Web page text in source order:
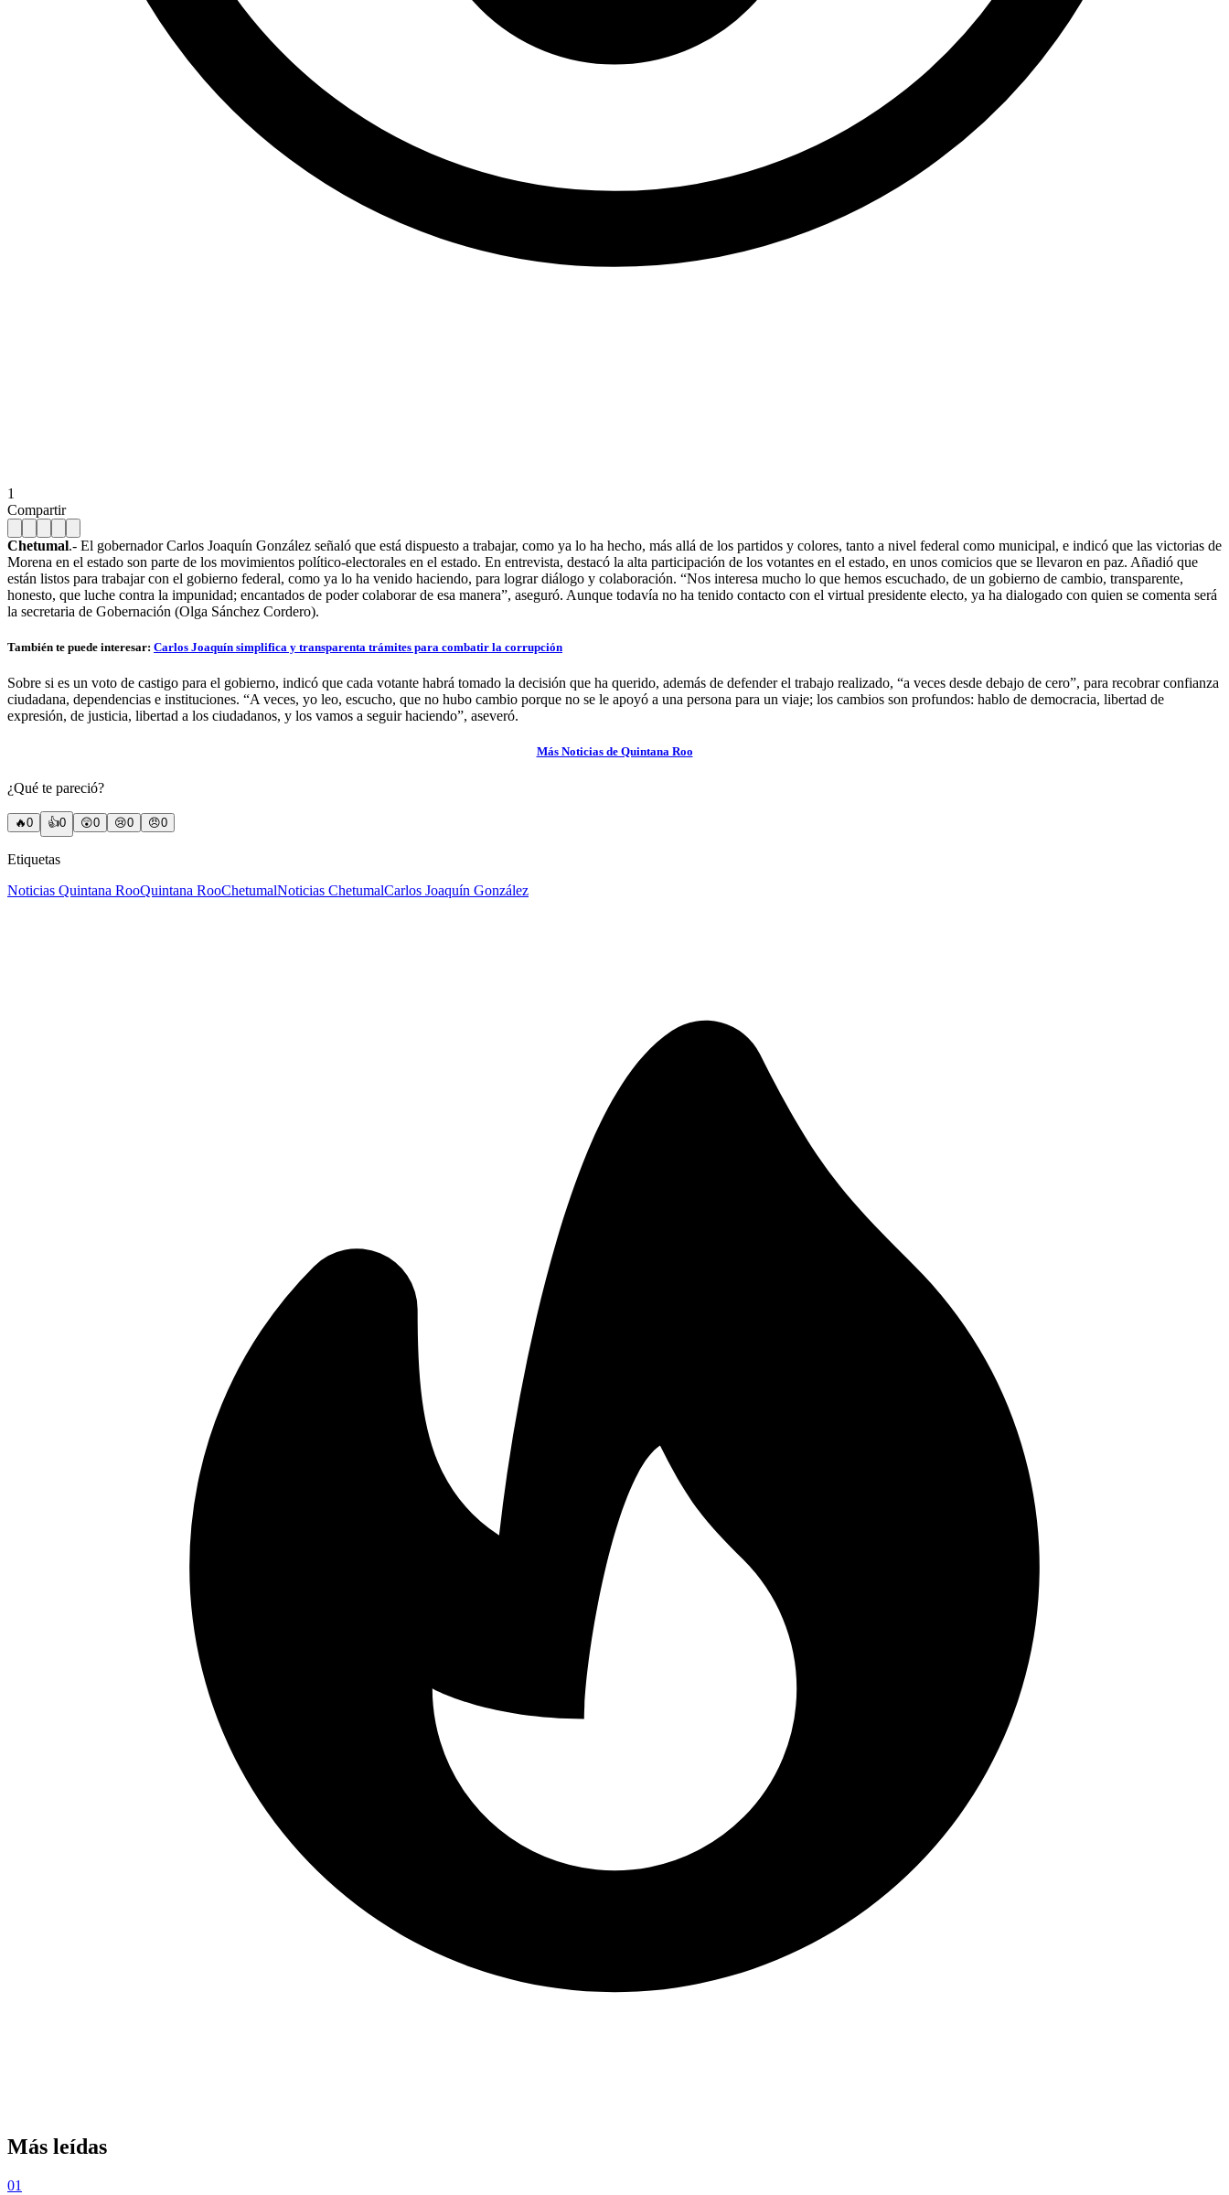
1
Compartir
Chetumal.- El gobernador Carlos Joaquín González señaló que está dispuesto a trabajar, como ya lo ha hecho, más allá de los partidos y colores, tanto a nivel federal como municipal, e indicó que las victorias de
Morena en el estado son parte de los movimientos político-electorales en el estado. En entrevista, destacó la alta participación de los votantes en el estado, en unos comicios que se llevaron en paz. Añadió que
están listos para trabajar con el gobierno federal, como ya lo ha venido haciendo, para lograr diálogo y colaboración. “Nos interesa mucho lo que hemos escuchado, de un gobierno de cambio, transparente,
honesto, que luche contra la impunidad; encantados de poder colaborar de esa manera”, aseguró. Aunque todavía no ha tenido contacto con el virtual presidente electo, ya ha dialogado con quien se comenta será
la secretaria de Gobernación (Olga Sánchez Cordero).
También te puede interesar: Carlos Joaquín simplifica y transparenta trámites para combatir la corrupción
Sobre si es un voto de castigo para el gobierno, indicó que cada votante habrá tomado la decisión que ha querido, además de defender el trabajo realizado, “a veces desde debajo de cero”, para recobrar confianza
ciudadana, dependencias e instituciones. “A veces, yo leo, escucho, que no hubo cambio porque no se le apoyó a una persona para un viaje; los cambios son profundos: hablo de democracia, libertad de
expresión, de justicia, libertad a los ciudadanos, y los vamos a seguir haciendo”, aseveró.
Más Noticias de Quintana Roo
¿Qué te pareció?
🔥0 👍0 😲0 😢0 😠0
Etiquetas
Noticias Quintana RooQuintana RooChetumalNoticias ChetumalCarlos Joaquín González
Más leídas
01